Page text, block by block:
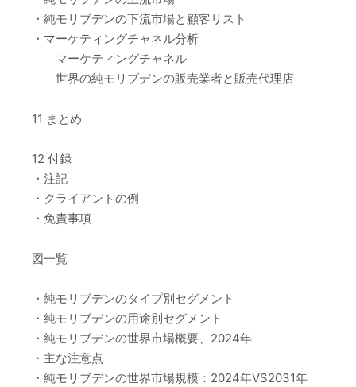
・純モリブデンの下流市場と顧客リスト
・マーケティングチャネル分析
マーケティングチャネル
世界の純モリブデンの販売業者と販売代理店
11 まとめ
12 付録
・注記
・クライアントの例
・免責事項
図一覧
・純モリブデンのタイプ別セグメント
・純モリブデンの用途別セグメント
・純モリブデンの世界市場概要、2024年
・主な注意点
・純モリブデンの世界市場規模：2024年VS2031年